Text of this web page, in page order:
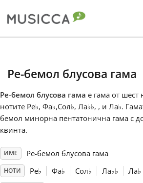
Dansk
English
Ре-бемол блусова гама
Ре-бемол блусова гама е гама от шест
нотите Ре♭, Фа♭,Сол♭, Ла♭♭, , и Ла♭.
бемол минорна пентатонична гама с
квинта.
ИМЕ Ре-бемол блусова гама
НОТИ Ре♭ Фа♭ Сол♭ Ла♭♭ Ла♭